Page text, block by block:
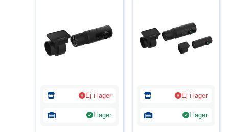
Ej i lager
I lager
Ej i lager
I lager